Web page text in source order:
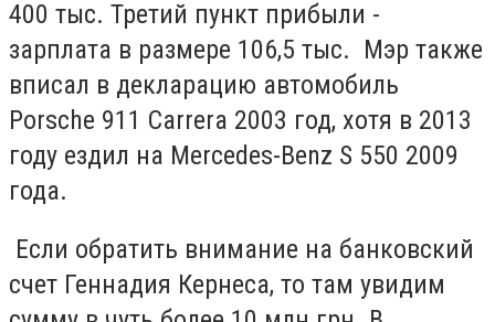
400 тыс. Третий пункт прибыли -
зарплата в размере 106,5 тыс. Мэр также
вписал в декларацию автомобиль
Porsche 911 Carrera 2003 год, хотя в 2013
году ездил на Mercedes-Benz S 550 2009
года.
Если обратить внимание на банковский
счет Геннадия Кернеса, то там увидим